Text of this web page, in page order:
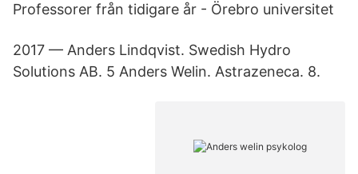
Professorer från tidigare år - Örebro universitet
2017 — Anders Lindqvist. Swedish Hydro
Solutions AB. 5 Anders Welin. Astrazeneca. 8.